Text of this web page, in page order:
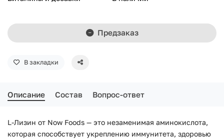
Предзаказ
В закладки
Описание Состав Вопрос-ответ
L-Лизин от Now Foods — это незаменимая аминокислота,
которая способствует укреплению иммунитета, здоровью